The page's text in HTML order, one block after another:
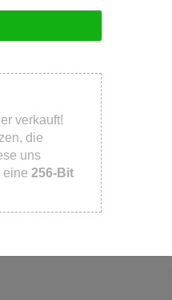
verkauft!
die
uns
eine 256-Bit